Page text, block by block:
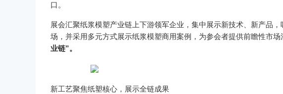
口。
展会汇聚纸浆模塑产业链上下游领军企业，集中展示新技术、新产品
场，并采用多元方式展示纸浆模塑商用案例，为参会者提供前瞻性市
业链”。
新工艺聚焦纸塑核心，展示全链成果